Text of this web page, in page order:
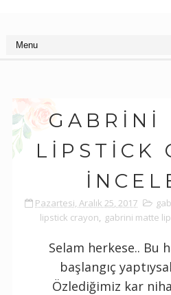
GABRINI
LIPSTICK
Pazartesi, Aralık 25, 2017
lipstick crayon, gabrini matte
Selam herkese.. Bu
başlangıç
Özlediğimiz kar